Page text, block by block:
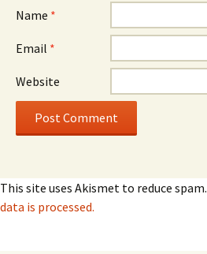
Name *
Email *
Website
This site uses Akismet to reduce spam.
data is processed.